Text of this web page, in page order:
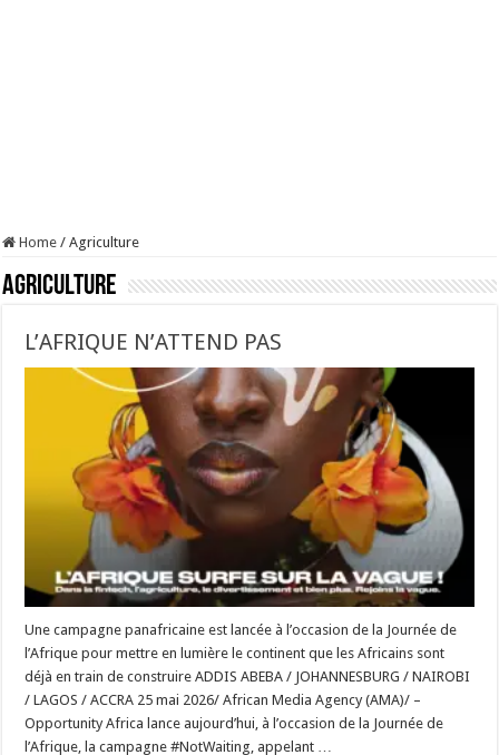
Home / Agriculture
Agriculture
L’AFRIQUE N’ATTEND PAS
Une campagne panafricaine est lancée à l’occasion de la Journée de
l’Afrique pour mettre en lumière le continent que les Africains sont
déjà en train de construire ADDIS ABEBA / JOHANNESBURG / NAIROBI
/ LAGOS / ACCRA 25 mai 2026/ African Media Agency (AMA)/ –
Opportunity Africa lance aujourd’hui, à l’occasion de la Journée de
l’Afrique, la campagne #NotWaiting, appelant …